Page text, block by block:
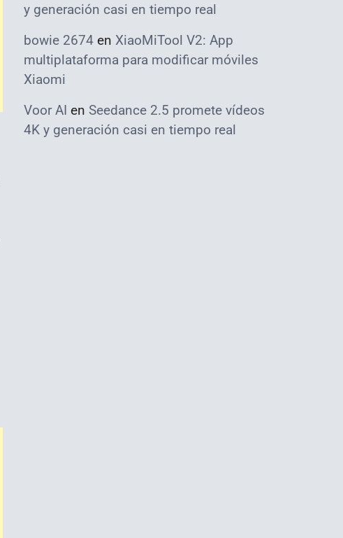
y generación casi en tiempo real
bowie 2674 en XiaoMiTool V2: App
multiplataforma para modificar móviles
Xiaomi
Voor AI en Seedance 2.5 promete vídeos
4K y generación casi en tiempo real